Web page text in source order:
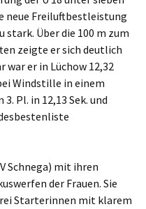
neue Freiluftbestleistung
stark. Über die 100 m zum
zeigte er sich deutlich
war er in Lüchow 12,32
Windstille in einem
Pl. in 12,13 Sek. und
Schnega) mit ihren
der Frauen. Sie
Starterinnen mit klarem